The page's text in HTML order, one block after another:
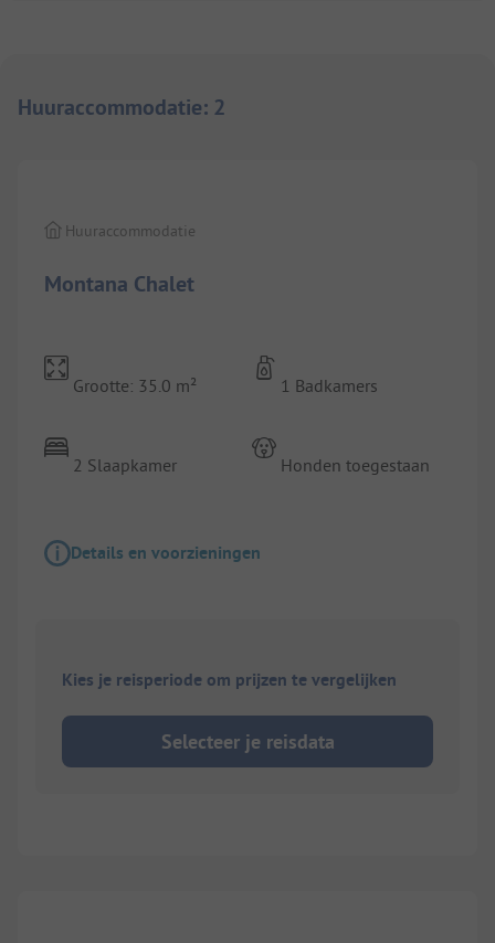
Huuraccommodatie: 2
Montana Chalet
Huuraccommodatie
Grootte: 35.0 m²
2 Slaapkamer
1 Badkamers
Honden toegestaan
Details en voorzieningen
Kies je reisperiode om prijzen te vergelijken
Selecteer je reisdata